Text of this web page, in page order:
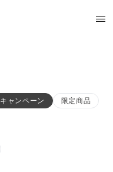
キャンペーン
限定商品